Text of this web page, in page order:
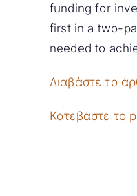
funding for
first in a two-
needed to
Διαβάστε το
Κατεβάστε το